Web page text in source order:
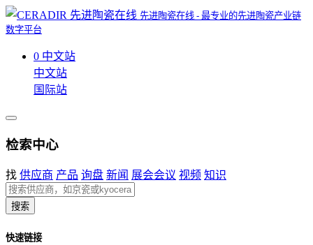
先进陶瓷在线 - 最专业的先进陶瓷产业链
数字平台
0 中文站
中文站
国际站
检索中心
找 供应商 产品 询盘 新闻 展会会议 视频 知识
搜索
快速链接